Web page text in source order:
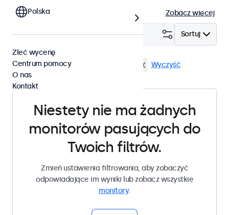
Zobacz więcej
Sortuj
Filtruj (0)
Wodoodporność (IP65) Wyczyść
Niestety nie ma żadnych
monitorów pasujących do
Twoich filtrów.
Zmień ustawienia filtrowania, aby zobaczyć
odpowiadające im wyniki lub zobacz wszystkie
monitory.
Polska
Zleć wycenę
Centrum pomocy
O nas
Kontakt